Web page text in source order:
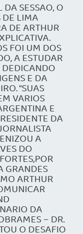
SESSAO, O
DE LIMA
DE ARTHUR
FOI UM DOS
A ESTUDAR
E DA
“SUAS
VARIOS
E
DA
A
DO
GRANDES
ARTHUR
DA
– DR.
O DESAFIO